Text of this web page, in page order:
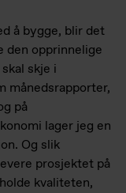
å bygge, blir det
den opprinnelige
skje i
månedsrapporter,
på
lager jeg en
Og slik
prosjektet på
kvaliteten,